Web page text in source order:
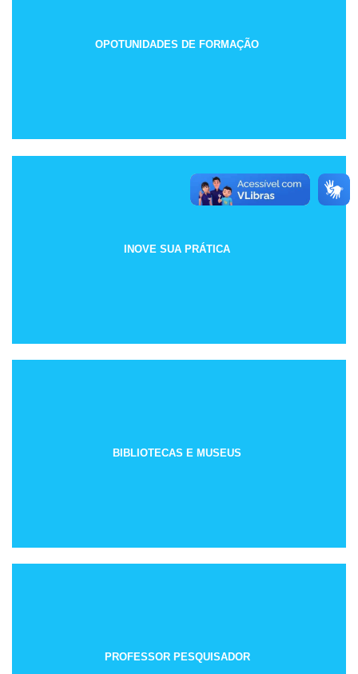
OPOTUNIDADES DE FORMAÇÃO
INOVE SUA PRÁTICA
BIBLIOTECAS E MUSEUS
PROFESSOR PESQUISADOR